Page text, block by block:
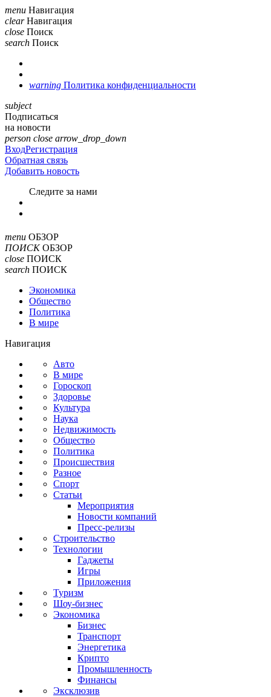
menu Навигация
clear Навигация
close Поиск
search Поиск
warning Политика конфиденциальности
subject
Подписаться
на новости
person close arrow_drop_down
ВходРегистрация
Обратная связь
Добавить новость
Cледите за нами
menu ОБЗОР
ПОИСК ОБЗОР
close ПОИСК
search ПОИСК
Экономика
Общество
Политика
В мире
Навигация
Авто
В мире
Гороскоп
Здоровье
Культура
Наука
Недвижимость
Общество
Политика
Происшествия
Разное
Спорт
Статьи
Мероприятия
Новости компаний
Пресс-релизы
Строительство
Технологии
Гаджеты
Игры
Приложения
Туризм
Шоу-бизнес
Экономика
Бизнес
Транспорт
Энергетика
Крипто
Промышленность
Финансы
Эксклюзив